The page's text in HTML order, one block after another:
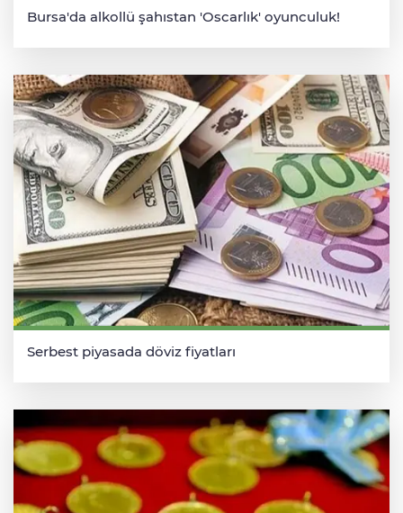
Bursa'da alkollü şahıstan 'Oscarlık' oyunculuk!
Serbest piyasada döviz fiyatları